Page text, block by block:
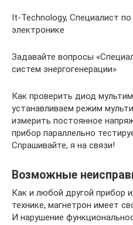
It-Technology, Cпециалист
электронике
Задавайте вопросы
систем энергогенерации»
Как проверить диод
устанавливаем режим
измерить постоянное
прибор параллельно
Спрашивайте, я на связи!
Возможные
Как и любой другой прибор
технике, магнетрон имеет
И нарушение